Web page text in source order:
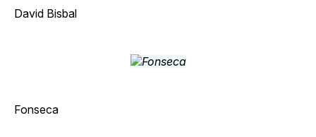
David Bisbal
Fonseca